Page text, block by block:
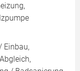
Einbau,